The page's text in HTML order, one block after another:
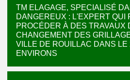
TM ELAGAGE, SPECIALISÉ
DANGEREUX : L'EXPERT QUI
PROCÉDER À DES TRAVAUX
CHANGEMENT DES
VILLE DE ROUILLAC DANS LE
ENVIRONS